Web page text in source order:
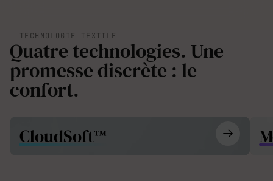
TECHNOLOGIE TEXTILE
Quatre technologies. Une
promesse discrète : le
confort.
CloudSoft™